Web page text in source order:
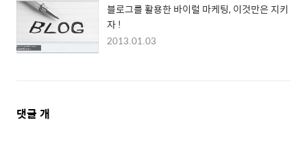
블로그를 활용한 바이럴 마케팅, 이것만은 지키
자 !
2013.01.03
댓
댓글 개